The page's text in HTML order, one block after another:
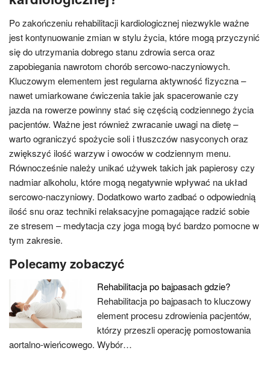
Po zakończeniu rehabilitacji kardiologicznej niezwykle ważne
jest kontynuowanie zmian w stylu życia, które mogą przyczynić
się do utrzymania dobrego stanu zdrowia serca oraz
zapobiegania nawrotom chorób sercowo-naczyniowych.
Kluczowym elementem jest regularna aktywność fizyczna –
nawet umiarkowane ćwiczenia takie jak spacerowanie czy
jazda na rowerze powinny stać się częścią codziennego życia
pacjentów. Ważne jest również zwracanie uwagi na dietę –
warto ograniczyć spożycie soli i tłuszczów nasyconych oraz
zwiększyć ilość warzyw i owoców w codziennym menu.
Równocześnie należy unikać używek takich jak papierosy czy
nadmiar alkoholu, które mogą negatywnie wpływać na układ
sercowo-naczyniowy. Dodatkowo warto zadbać o odpowiednią
ilość snu oraz techniki relaksacyjne pomagające radzić sobie
ze stresem – medytacja czy joga mogą być bardzo pomocne w
tym zakresie.
Polecamy zobaczyć
Rehabilitacja po bajpasach gdzie?
Rehabilitacja po bajpasach to kluczowy
element procesu zdrowienia pacjentów,
którzy przeszli operację pomostowania
aortalno-wieńcowego. Wybór…